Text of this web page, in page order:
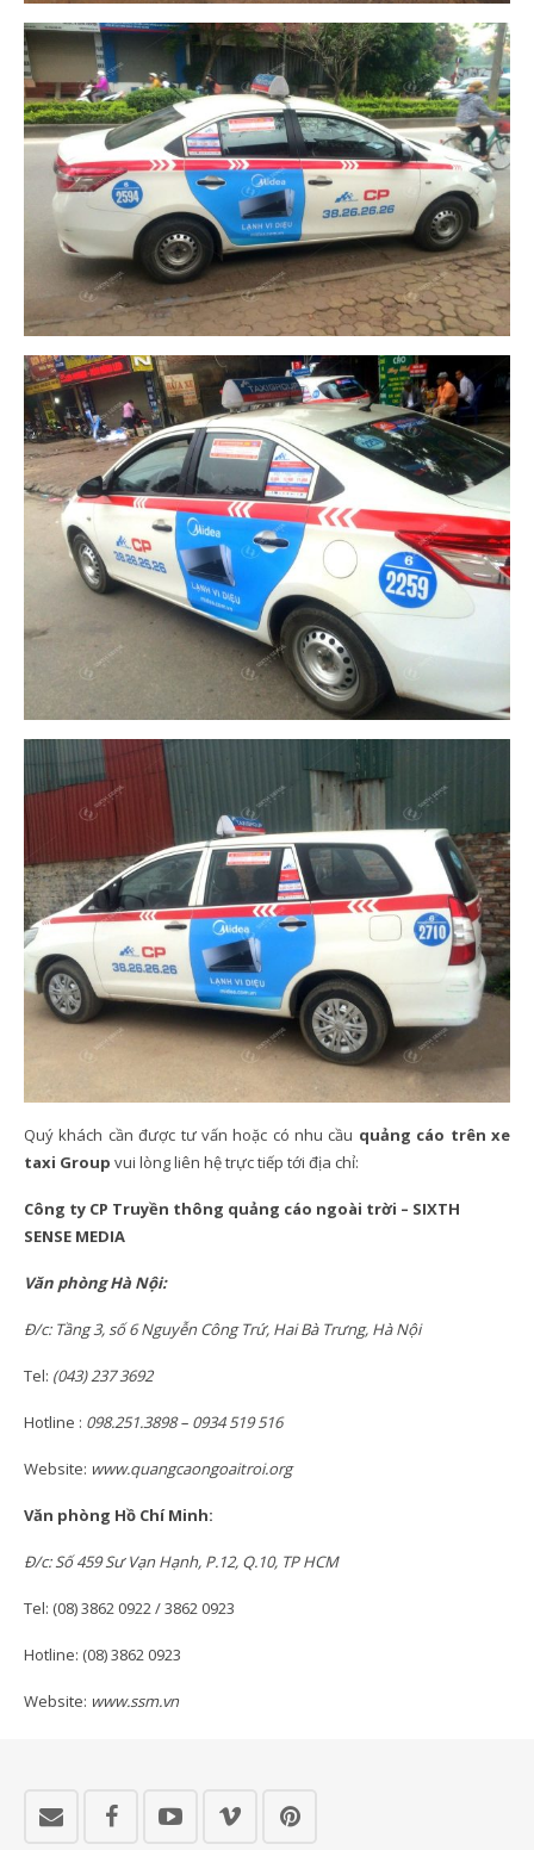
Quý khách cần được tư vấn hoặc có nhu cầu quảng cáo trên xe
taxi Group vui lòng liên hệ trực tiếp tới địa chỉ:
Công ty CP Truyền thông quảng cáo ngoài trời – SIXTH
SENSE MEDIA
Văn phòng Hà Nội:
Đ/c: Tầng 3, số 6 Nguyễn Công Trứ, Hai Bà Trưng, Hà Nội
Tel: (043) 237 3692
Hotline : 098.251.3898 – 0934 519 516
Website: www.quangcaongoaitroi.org
Văn phòng Hồ Chí Minh:
Đ/c:Số 459 Sư Vạn Hạnh, P.12, Q.10, TP HCM
Tel: (08) 3862 0922 / 3862 0923
Hotline: (08) 3862 0923
Website: www.ssm.vn